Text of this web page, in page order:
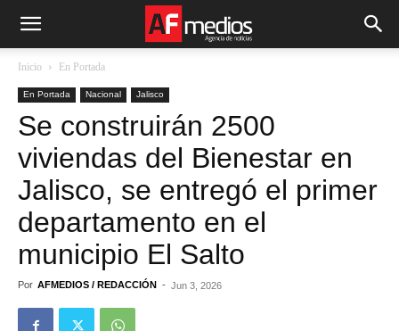
Inicio En Portada
En Portada Nacional Jalisco
Se construirán 2500
viviendas del Bienestar en
Jalisco, se entregó el primer
departamento en el
municipio El Salto
Por AFMEDIOS / REDACCIÓN - Jun 3, 2026